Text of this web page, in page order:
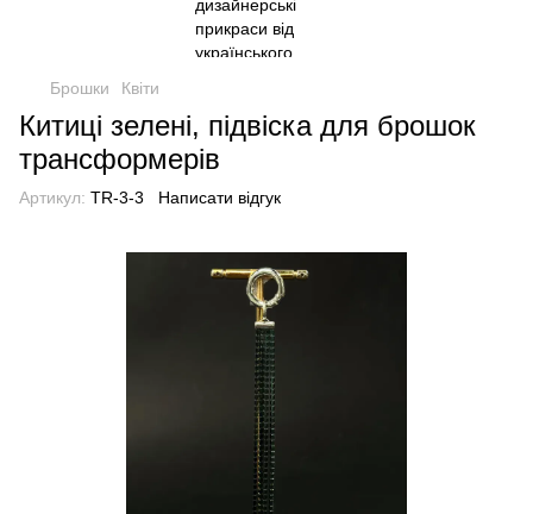
Брошки Квіти
Китиці зелені, підвіска для брошок
трансформерів
Артикул: TR-3-3 Написати відгук